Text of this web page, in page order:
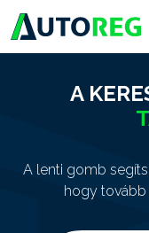
A
A lenti gomb
hogy